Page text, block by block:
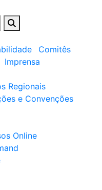
Comitês
Imprensa
Regionais
e Convenções
Online